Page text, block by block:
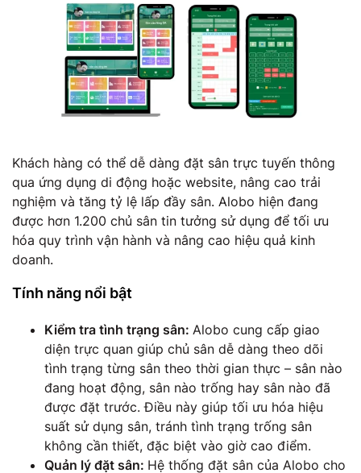
Khách hàng có thể dễ dàng đặt sân trực tuyến thông
qua ứng dụng di động hoặc website, nâng cao trải
nghiệm và tăng tỷ lệ lấp đầy sân. Alobo hiện đang
được hơn 1.200 chủ sân tin tưởng sử dụng để tối ưu
hóa quy trình vận hành và nâng cao hiệu quả kinh
doanh.
Tính năng nổi bật
Kiểm tra tình trạng sân: Alobo cung cấp giao
diện trực quan giúp chủ sân dễ dàng theo dõi
tình trạng từng sân theo thời gian thực – sân nào
đang hoạt động, sân nào trống hay sân nào đã
được đặt trước. Điều này giúp tối ưu hóa hiệu
suất sử dụng sân, tránh tình trạng trống sân
không cần thiết, đặc biệt vào giờ cao điểm.
Quản lý đặt sân: Hệ thống đặt sân của Alobo cho